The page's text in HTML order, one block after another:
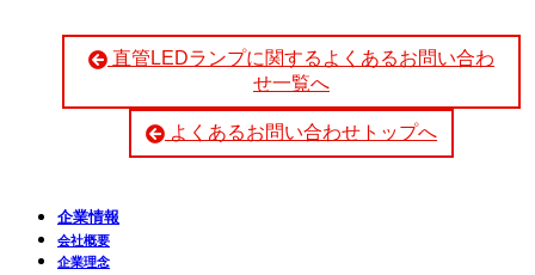
直管LEDランプに関するよくあるお問い合わ
せ一覧へ
よくあるお問い合わせトップへ
企業情報
会社概要
企業理念